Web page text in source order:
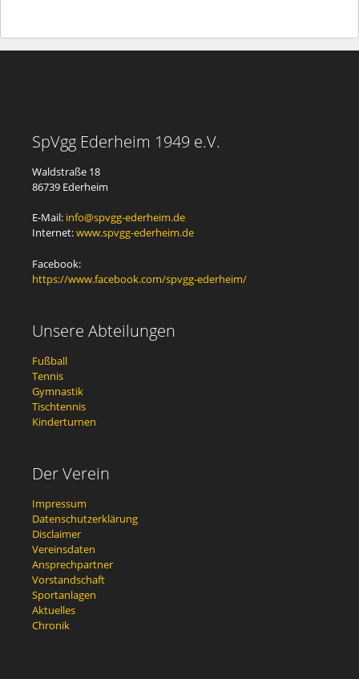
SpVgg Ederheim 1949 e.V.
Waldstraße 18
86739 Ederheim
E-Mail: info@spvgg-ederheim.de
Internet:www.spvgg-ederheim.de
Facebook:
https://www.facebook.com/spvgg-ederheim/
Unsere Abteilungen
Fußball
Tennis
Gymnastik
Tischtennis
Kinderturnen
Der Verein
Impressum
Datenschutzerklärung
Disclaimer
Vereinsdaten
Ansprechpartner
Vorstandschaft
Sportanlagen
Aktuelles
Chronik